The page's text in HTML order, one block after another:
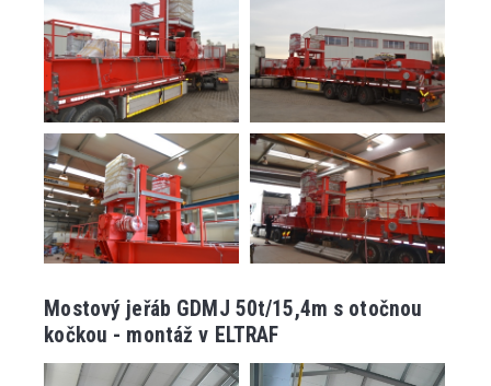
Mostový jeřáb GDMJ 50t/15,4m s otočnou
kočkou - montáž v ELTRAF